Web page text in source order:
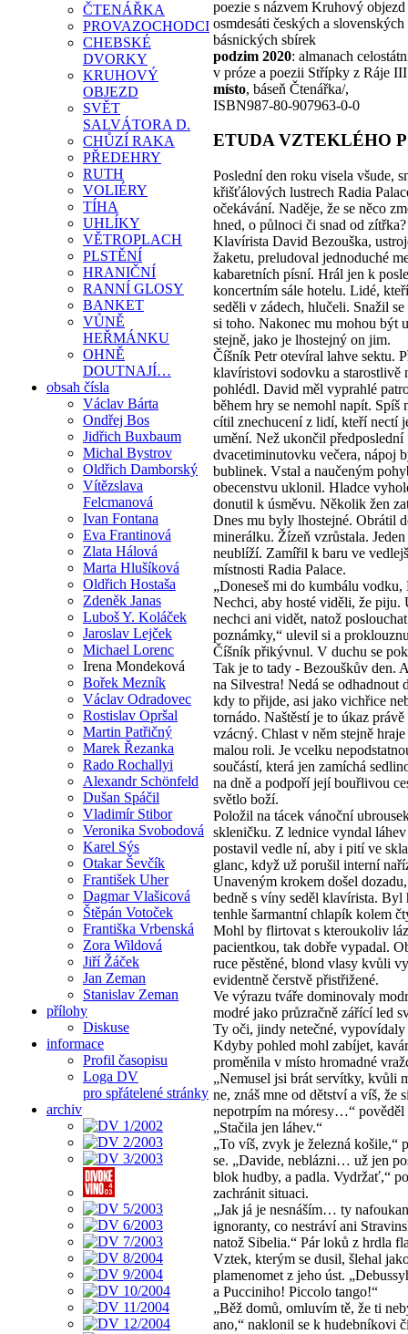
ČTENÁŘKA
PROVAZOCHODCI
CHEBSKÉ
DVORKY
KRUHOVÝ
OBJEZD
SVĚT
SALVÁTORA D.
CHŮZÍ RAKA
PŘEDEHRY
RUTH
VOLIÉRY
TÍHA
UHLÍKY
VĚTROPLACH
PLSTĚNÍ
HRANIČNÍ
RANNÍ GLOSY
BANKET
VŮNĚ
HEŘMÁNKU
OHNĚ
DOUTNAJÍ…
obsah čísla
Václav Bárta
Ondřej Bos
Jidřich Buxbaum
Michal Bystrov
Oldřich Damborský
Vítězslava
Felcmanová
Ivan Fontana
Eva Frantinová
Zlata Hálová
Marta Hlušíková
Oldřich Hostaša
Zdeněk Janas
Luboš Y. Koláček
Jaroslav Lejček
Michael Lorenc
Irena Mondeková
Bořek Mezník
Václav Odradovec
Rostislav Opršal
Martin Patřičný
Marek Řezanka
Rado Rochallyi
Alexandr Schönfeld
Dušan Spáčil
Vladimír Stibor
Veronika Svobodová
Karel Sýs
Otakar Ševčík
František Uher
Dagmar Vlašicová
Štěpán Votoček
Františka Vrbenská
Zora Wildová
Jiří Žáček
Jan Zeman
Stanislav Zeman
přílohy
Diskuse
informace
Profil časopisu
Loga DV
pro spřátelené stránky
archiv
poezie s názvem Kruhový objezd
osmdesáti českých a slovenských
básnických sbírek
podzim 2020: almanach
v próze a poezii Střípky z Ráje
místo, báseň Čtenářka/,
ISBN987-80-907963-0-0
ETUDA VZTEKLÉHO
Poslední den roku visela všude,
křišťálových lustrech Radia
očekávání. Naděje, že se něco
hned, o půlnoci či snad od zítřka?
Klavírista David Bezouška,
žaketu, preludoval jednoduché
kabaretních písní. Hrál jen k
koncertním sále hotelu. Lidé,
seděli v zádech, hlučeli. Snažil se
si toho. Nakonec mu mohou být
stejně, jako je lhostejný on jim.
Číšník Petr otevíral lahve sektu.
klavíristovi sodovku a starostlivě
pohlédl. David měl vyprahlé
během hry se nemohl napít. Spíš
cítil znechucení z lidí, kteří nectí
umění. Než ukončil předposlední
dvacetiminutovku večera, nápoj
bublinek. Vstal a naučeným
obecenstvu uklonil. Hladce
donutil k úsměvu. Několik žen
Dnes mu byly lhostejné. Obrátil
minerálku. Žízeň vzrůstala.
neublíží. Zamířil k baru ve
místnosti Radia Palace.
„Doneseš mi do kumbálu vodku,
Nechci, aby hosté viděli, že piju.
nechci ani vidět, natož
poznámky,“ ulevil si a
Číšník přikývnul. V duchu se
Tak je to tady - Bezouškův den.
na Silvestra! Nedá se odhadnout
kdy to přijde, asi jako vichřice
tornádo. Naštěstí je to úkaz právě
vzácný. Chlast v něm stejně
malou roli. Je vcelku
součástí, která jen zamíchá
na dně a podpoří její bouřlivou
světlo boží.
Položil na tácek vánoční
skleničku. Z lednice vyndal
postavil vedle ní, aby i pití ve
glanc, když už porušil interní
Unaveným krokem došel
bedně s víny seděl klavírista. Byl
tenhle šarmantní chlapík kolem
Mohl by flirtovat s kteroukoliv
pacientkou, tak dobře vypadal.
ruce pěstěné, blond vlasy kvůli
evidentně čerstvě přistřižené.
Ve výrazu tváře dominovaly
modré jako průzračně zářící led
Ty oči, jindy netečné, vypovídaly
Kdyby pohled mohl zabíjet,
proměnila v místo hromadné
„Nemusel jsi brát servítky, kvůli
ne, znáš mne od dětství a víš, že
nepotrpím na móresy…“ pověděl
„Stačila jen láhev.“
„To víš, zvyk je železná košile,“
se. „Davide, neblázni… už jen
blok hudby, a padla. Vydržať,“
zachránit situaci.
„Jak já je nesnáším… ty
ignoranty, co nestráví ani
natož Sibelia.“ Pár loků z hrdla
Vztek, kterým se dusil, šlehal
plamenomet z jeho úst.
a Pucciniho! Piccolo tango!“
„Běž domů, omluvím tě, že ti
ano,“ naklonil se k hudebníkovi